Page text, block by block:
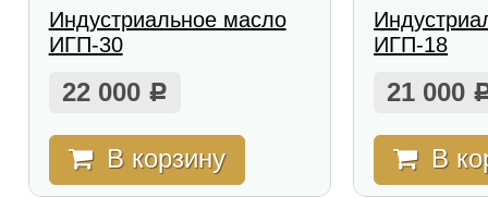
Индустриальное масло
ИГП-30
22 000 Р
В корзину
ИГП-18
21 000
В